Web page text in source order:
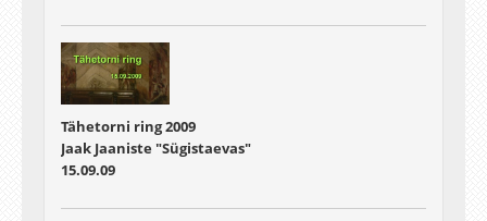
Tähetorni ring 2009
Jaak Jaaniste "Sügistaevas"
15.09.09